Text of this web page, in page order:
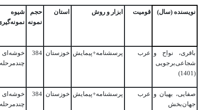
نویسنده (سال) قومیت ابزار و روش استان
حجم
نمونه
شیوه
باقری، نواح و
شجاعی‌برجویی
(1401)
عرب پرسشنامه+پیمایش خوزستان 384
خوشه‌ای
صفایی، بهیان و
جهان‌بخش
عرب پرسشنامه+پیمایش خوزستان 384
خوشه‌ای